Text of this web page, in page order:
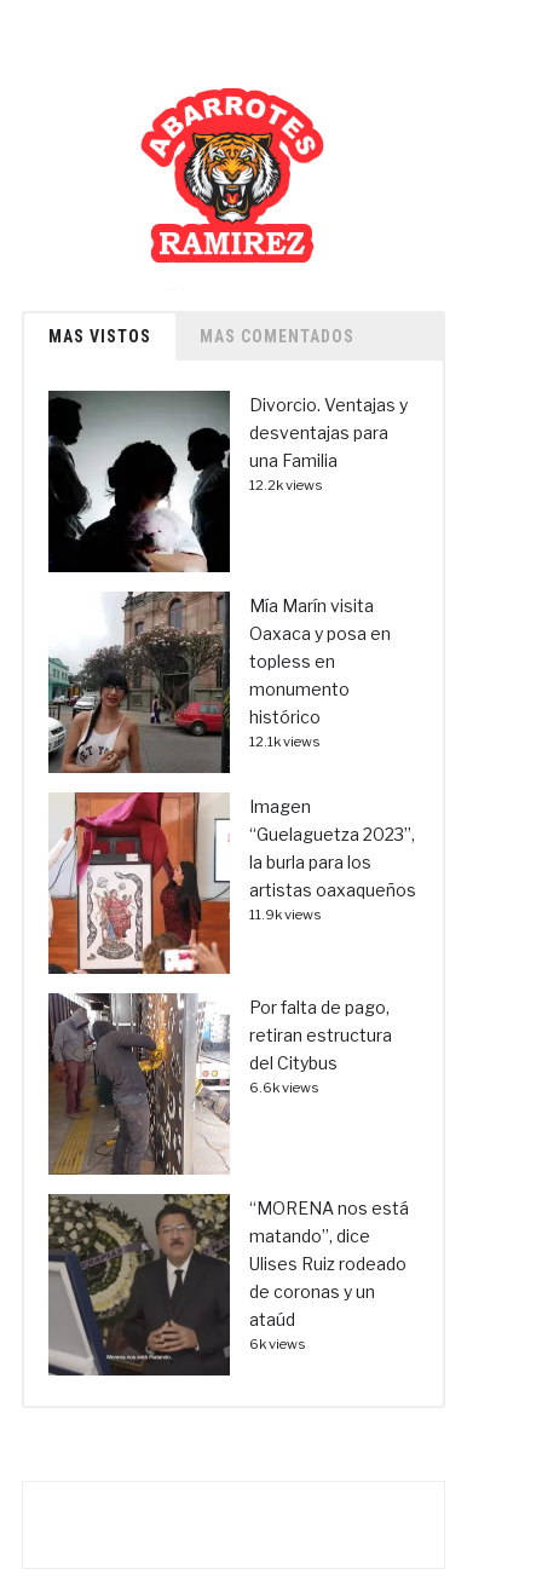
MAS VISTOS MAS COMENTADOS
Divorcio. Ventajas y
desventajas para
una Familia
12.2k views
Mía Marín visita
Oaxaca y posa en
topless en
monumento
histórico
12.1k views
Imagen
“Guelaguetza 2023”,
la burla para los
artistas oaxaqueños
11.9k views
Por falta de pago,
retiran estructura
del Citybus
6.6k views
“MORENA nos está
matando”, dice
Ulises Ruiz rodeado
de coronas y un
ataúd
6k views